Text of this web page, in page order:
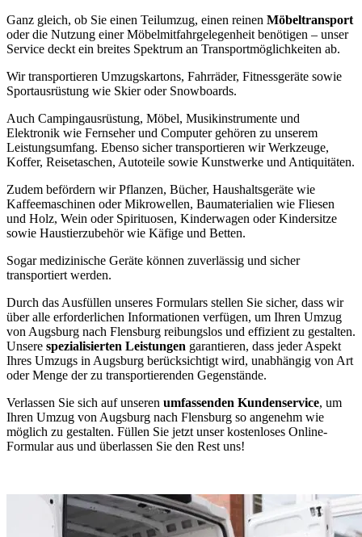
Ganz gleich, ob Sie einen Teilumzug, einen reinen Möbeltransport
oder die Nutzung einer Möbelmitfahrgelegenheit benötigen – unser
Service deckt ein breites Spektrum an Transportmöglichkeiten ab.
Wir transportieren Umzugskartons, Fahrräder, Fitnessgeräte sowie
Sportausrüstung wie Skier oder Snowboards.
Auch Campingausrüstung, Möbel, Musikinstrumente und
Elektronik wie Fernseher und Computer gehören zu unserem
Leistungsumfang. Ebenso sicher transportieren wir Werkzeuge,
Koffer, Reisetaschen, Autoteile sowie Kunstwerke und Antiquitäten.
Zudem befördern wir Pflanzen, Bücher, Haushaltsgeräte wie
Kaffeemaschinen oder Mikrowellen, Baumaterialien wie Fliesen
und Holz, Wein oder Spirituosen, Kinderwagen oder Kindersitze
sowie Haustierzubehör wie Käfige und Betten.
Sogar medizinische Geräte können zuverlässig und sicher
transportiert werden.
Durch das Ausfüllen unseres Formulars stellen Sie sicher, dass wir
über alle erforderlichen Informationen verfügen, um Ihren Umzug
von Augsburg nach Flensburg reibungslos und effizient zu gestalten.
Unsere spezialisierten Leistungen garantieren, dass jeder Aspekt
Ihres Umzugs in Augsburg berücksichtigt wird, unabhängig von Art
oder Menge der zu transportierenden Gegenstände.
Verlassen Sie sich auf unseren umfassenden Kundenservice, um
Ihren Umzug von Augsburg nach Flensburg so angenehm wie
möglich zu gestalten. Füllen Sie jetzt unser kostenloses Online-
Formular aus und überlassen Sie den Rest uns!